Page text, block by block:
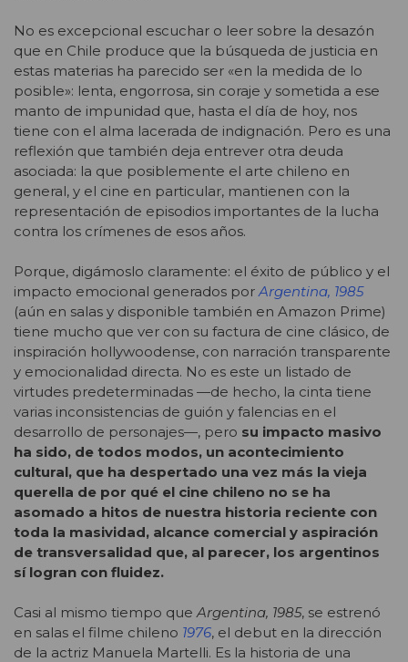
No es excepcional escuchar o leer sobre la desazón
que en Chile produce que la búsqueda de justicia en
estas materias ha parecido ser «en la medida de lo
posible»: lenta, engorrosa, sin coraje y sometida a ese
manto de impunidad que, hasta el día de hoy, nos
tiene con el alma lacerada de indignación. Pero es una
reflexión que también deja entrever otra deuda
asociada: la que posiblemente el arte chileno en
general, y el cine en particular, mantienen con la
representación de episodios importantes de la lucha
contra los crímenes de esos años.
Porque, digámoslo claramente: el éxito de público y el
impacto emocional generados por Argentina, 1985
(aún en salas y disponible también en Amazon Prime)
tiene mucho que ver con su factura de cine clásico, de
inspiración hollywoodense, con narración transparente
y emocionalidad directa. No es este un listado de
virtudes predeterminadas —de hecho, la cinta tiene
varias inconsistencias de guión y falencias en el
desarrollo de personajes—, pero su impacto masivo
ha sido, de todos modos, un acontecimiento
cultural, que ha despertado una vez más la vieja
querella de por qué el cine chileno no se ha
asomado a hitos de nuestra historia reciente con
toda la masividad, alcance comercial y aspiración
de transversalidad que, al parecer, los argentinos
sí logran con fluidez.
Casi al mismo tiempo que Argentina, 1985, se estrenó
en salas el filme chileno 1976, el debut en la dirección
de la actriz Manuela Martelli. Es la historia de una